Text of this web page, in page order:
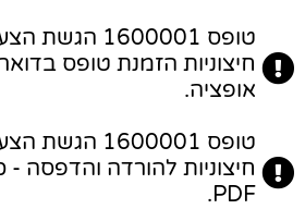
טופס
חיצוניות הזמנת טופס
אופציה.
טופס
חיצוניות להורדה והדפסה -
PDF.